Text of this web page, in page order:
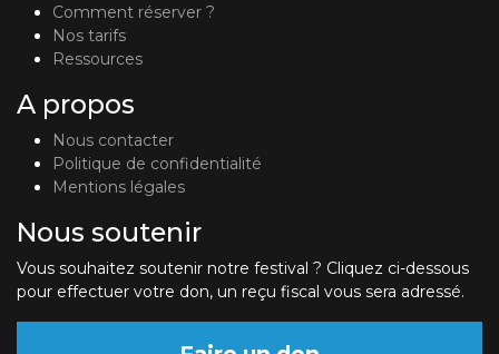
Comment réserver ?
Nos tarifs
Ressources
A propos
Nous contacter
Politique de confidentialité
Mentions légales
Nous soutenir
Vous souhaitez soutenir notre festival ? Cliquez ci-dessous
pour effectuer votre don, un reçu fiscal vous sera adressé.